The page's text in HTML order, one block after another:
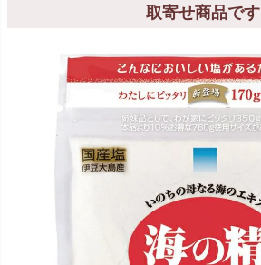
取寄せ商品です